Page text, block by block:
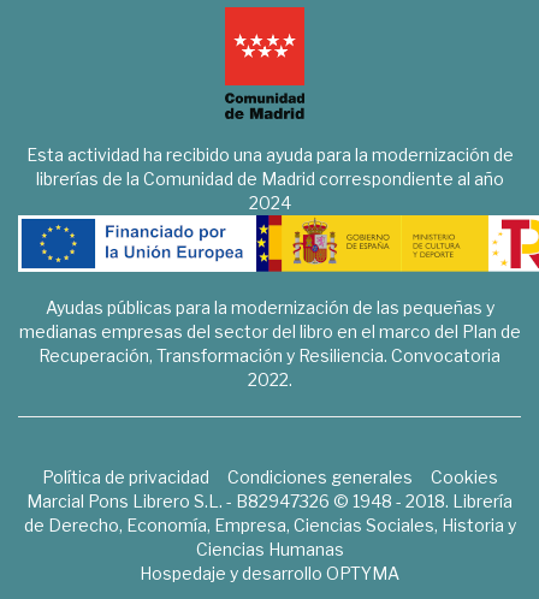
Esta actividad ha recibido una ayuda para la modernización de
librerías de la Comunidad de Madrid correspondiente al año
2024
Ayudas públicas para la modernización de las pequeñas y
medianas empresas del sector del libro en el marco del Plan de
Recuperación, Transformación y Resiliencia. Convocatoria
2022.
Política de privacidad Condiciones generales
Cookies
Marcial Pons Librero S.L. - B82947326 © 1948 - 2018. Librería
de Derecho, Economía, Empresa, Ciencias Sociales, Historia y
Ciencias Humanas
Hospedaje y desarrollo OPTYMA